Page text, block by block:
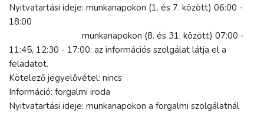
Nyitvatartási ideje: munkanapokon (1. és 7. között) 06:00 -
18:00
munkanapokon (8. és 31. között) 07:00 -
11:45, 12:30 - 17:00; az információs szolgálat látja el a
feladatot.
Kötelező jegyelővétel: nincs
Információ: forgalmi iroda
Nyitvatartási ideje: munkanapokon a forgalmi szolgálatnál